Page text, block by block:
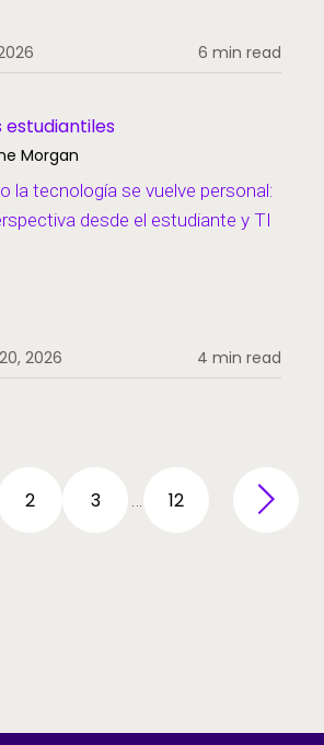
6 min read
estudiantiles
Morgan
la tecnología se vuelve personal:
desde el estudiante y TI
2026 4 min read
2 3 12